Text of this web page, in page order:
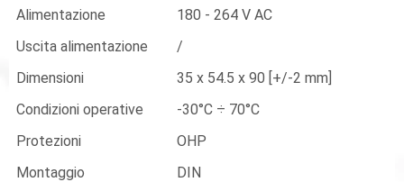
Alimentazione
180 - 264 V AC
Uscita alimentazione
/
Dimensioni
35 x 54.5 x 90 [+/-2 mm]
Condizioni operative
-30°C ÷ 70°C
Protezioni
OHP
Montaggio
DIN